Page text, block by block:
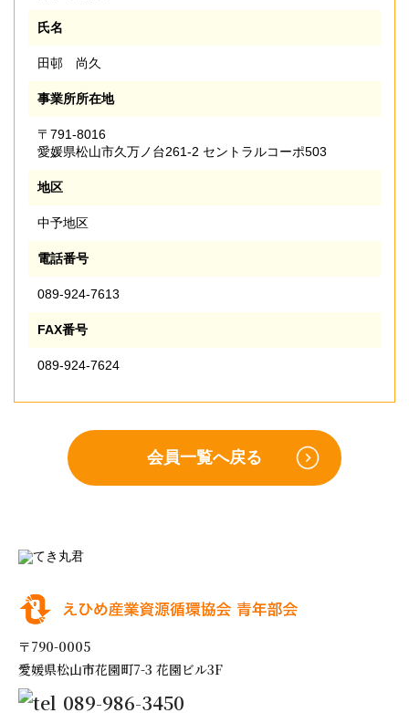
氏名
田邨 尚久
事業所所在地
〒791-8016
愛媛県松山市久万ノ台261-2 セントラルコーポ503
地区
中予地区
電話番号
089-924-7613
FAX番号
089-924-7624
会員一覧へ戻る
〒790-0005
愛媛県松山市花園町7-3 花園ビル3F
089-986-3450